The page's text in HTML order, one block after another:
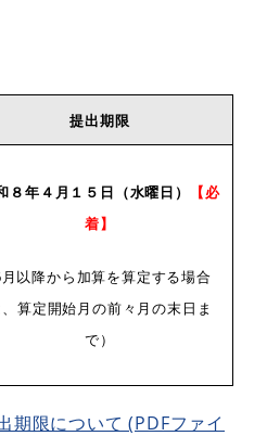
提出期限
８年４月１５日（水曜日）
【必
着】
以降から加算を算定する場合
算定開始月の前々月の末日ま
で）
期限について (PDFファイ